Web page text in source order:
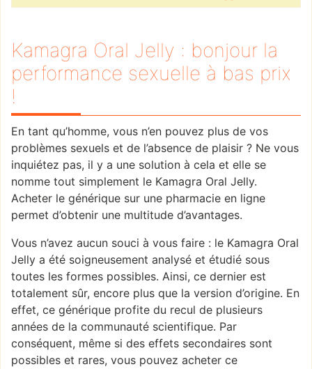
Kamagra Oral Jelly : bonjour la
performance sexuelle à bas prix
!
En tant qu’homme, vous n’en pouvez plus de vos
problèmes sexuels et de l’absence de plaisir ? Ne vous
inquiétez pas, il y a une solution à cela et elle se
nomme tout simplement le Kamagra Oral Jelly.
Acheter le générique sur une pharmacie en ligne
permet d’obtenir une multitude d’avantages.
Vous n’avez aucun souci à vous faire : le Kamagra Oral
Jelly a été soigneusement analysé et étudié sous
toutes les formes possibles. Ainsi, ce dernier est
totalement sûr, encore plus que la version d’origine. En
effet, ce générique profite du recul de plusieurs
années de la communauté scientifique. Par
conséquent, même si des effets secondaires sont
possibles et rares, vous pouvez acheter ce